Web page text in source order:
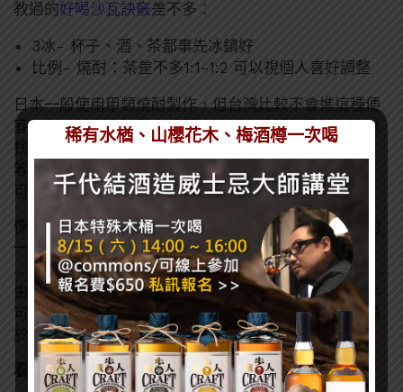
教過的好喝沙瓦訣竅差不多：
3冰- 杯子、酒、茶都事先冰鎮好
比例- 燒酎：茶差不多1:1~1:2 可以視個人喜好調整
日本一般使用甲類燒酎製作，但台灣比較不會進這種便
宜燒酎，基本上如果你想要比較爽口乾淨的風味，可以
找風味不強更偏中性酒精的酒款，如伏特加、燒酒等
等。使用風味較有特色的
本格燒酎或是其他烈酒的話，
可能就需要思考一下與茶之間的搭配性了。
像是大陸很流行的威士忌綠茶
，其實也可以算是茶割的
一種喔。
由於台灣喝茶風氣也是相當鼎盛，各種茶類真的是隨手
可得，大家也可嘗試看看各種套酒喝的方式，創造出屬
於你的「茶割」喝法！
看了這篇的人也看了：
稀有水楢、山櫻花木、梅酒樽一次喝